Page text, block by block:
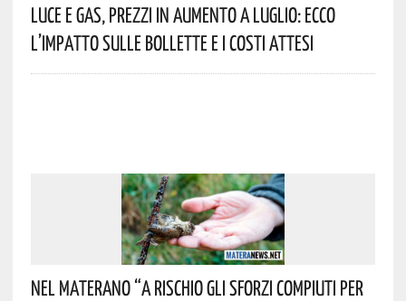
Luce E Gas, Prezzi In Aumento A Luglio: Ecco
L’impatto Sulle Bollette E I Costi Attesi
Nel Materano “a Rischio Gli Sforzi Compiuti Per